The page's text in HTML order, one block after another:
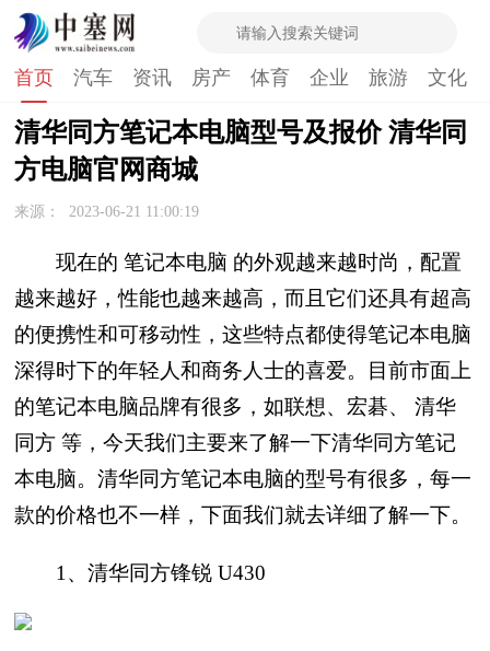
首页 汽车 资讯 房产 体育 企业 旅游 文化
清华同方笔记本电脑型号及报价 清华同
方电脑官网商城
来源： 2023-06-21 11:00:19
现在的 笔记本电脑 的外观越来越时尚，配置
越来越好，性能也越来越高，而且它们还具有超高
的便携性和可移动性，这些特点都使得笔记本电脑
深得时下的年轻人和商务人士的喜爱。目前市面上
的笔记本电脑品牌有很多，如联想、宏碁、 清华
同方 等，今天我们主要来了解一下清华同方笔记
本电脑。清华同方笔记本电脑的型号有很多，每一
款的价格也不一样，下面我们就去详细了解一下。
1、清华同方锋锐 U430